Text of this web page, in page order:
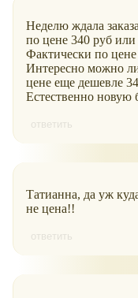
Неделю ждала
по цене 340 руб или
Фактически по
Интересно можно
цене еще дешевле
Естественно новую
ответить
Татианна, да уж
не цена!!
ответить